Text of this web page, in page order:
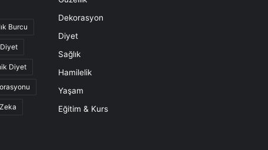
Burcu
Diyet
Diyet
Dekorasyon
Diyet
Sağlık
Hamilelik
Yaşam
Eğitim & Kurs